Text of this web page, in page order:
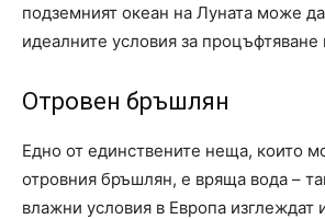
подземният океан на Луната може
идеалните условия за процъфтяване
Отровен бръшлян
Едно от единствените неща, които
отровния бръшлян, е вряща вода –
влажни условия в Европа изглеждат